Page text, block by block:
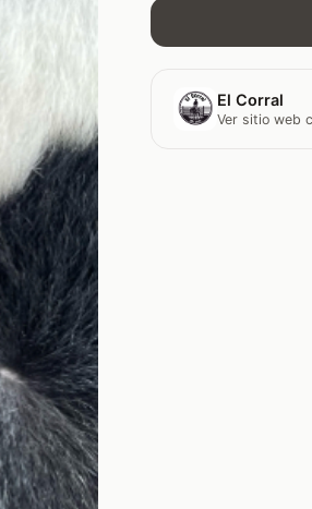
El Corral
Ver sitio web